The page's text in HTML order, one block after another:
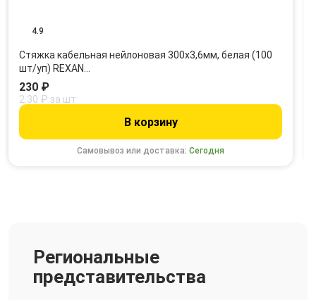
4.9
Стяжка кабельная нейлоновая 300x3,6мм, белая (100
шт/уп) REXAN…
Самовывоз или доставка:Сегодня
230 ₽
2.30 ₽ за шт
В корзину
Региональные
представительства